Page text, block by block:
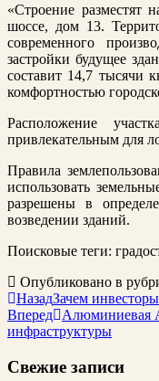
«Строение разместят
шоссе, дом 13.
современного
застройки будущее
составит 14,7 тысячи
комфортностью
Расположение
привлекательным для
Правила
использовать
разрешены в
возведении зданий.
Поисковые теги:
Опубликовано в
НазадЗачем
Вперед
Алюминиевая
инфраструктуры
Свежие записи